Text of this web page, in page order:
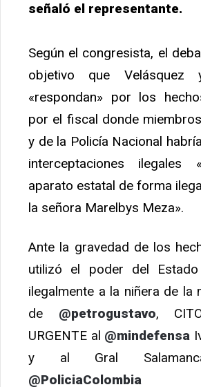
señaló el representante.
Según el congresista, el
objetivo que Velásquez
«respondan» por los
por el fiscal donde
y de la Policía Nacional
interceptaciones ilegales
aparato estatal de forma
la señora Marelbys Meza».
Ante la gravedad de los
utilizó el poder del
ilegalmente a la niñera de la
de @petrogustavo,
URGENTE al @mindefensa
y al Gral
@PoliciaColombia